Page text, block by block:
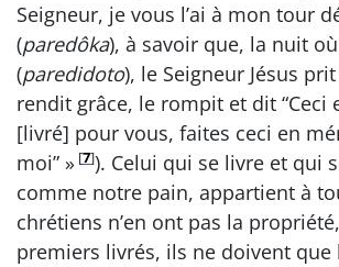
Seigneur, je vous l’ai à mon tour
(paredôka), à savoir que, la nuit
(paredidoto), le Seigneur Jésus
rendit grâce, le rompit et dit “Ceci
[livré] pour vous, faites ceci en
moi” » [7]). Celui qui se livre et qui
comme notre pain, appartient à
chrétiens n’en ont pas la
premiers livrés, ils ne doivent